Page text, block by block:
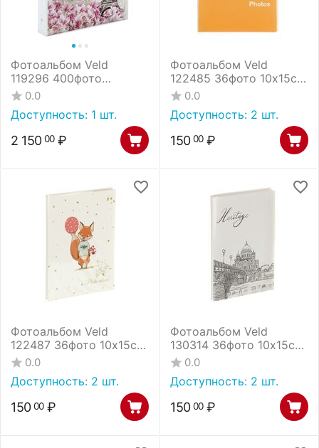
Фотоальбом Veld
119296 400фото
10х15см ПП карм,пер-т
3кольца
0.0
Доступность: 1 шт.
2 150 00 ₽
Фотоальбом Veld
122485 36фото 10х15см
ПП карм,мягкая
обложка
0.0
Доступность: 2 шт.
150 00 ₽
Фотоальбом Veld
122487 36фото 10х15см
ПП карм,мягкая
обложка
0.0
Доступность: 2 шт.
150 00 ₽
Фотоальбом Veld
130314 36фото 10х15см
ПП карм,мягкая
обложка
0.0
Доступность: 2 шт.
150 00 ₽